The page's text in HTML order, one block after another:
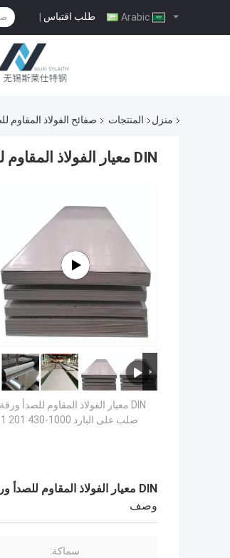
طلب اقتباس |
منزل المنتجات صفائح الفولاذ المقاوم
DIN معيار الفولاذ المقاوم للصدأ ورقة صلب على البارد 1000-2000mm 301 201 430
DIN معيار الفولاذ المقاوم للصدأ ورقة
صلب على البارد 1000-2000mm 301 201 430
DIN معيار الفولاذ المقاوم للصدأ ورقة صلب على البارد 1000-2000mm 301 201 430
وصف
سماكة: